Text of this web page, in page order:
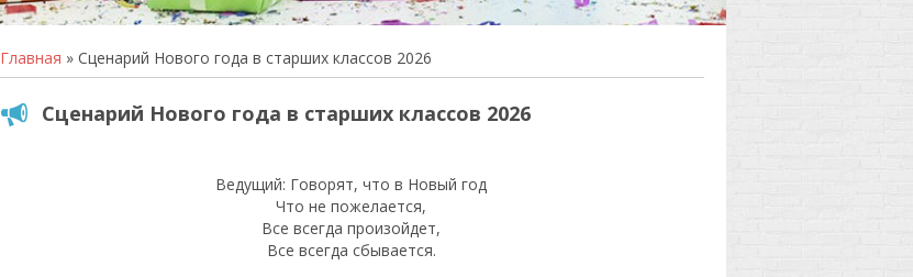
Главная » Сценарий Нового года в старших классов 2026
Сценарий Нового года в старших классов 2026
Ведущий: Говорят, что в Новый год
Что не пожелается,
Все всегда произойдет,
Все всегда сбывается.